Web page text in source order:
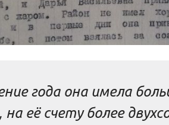
года она имела
её счету более